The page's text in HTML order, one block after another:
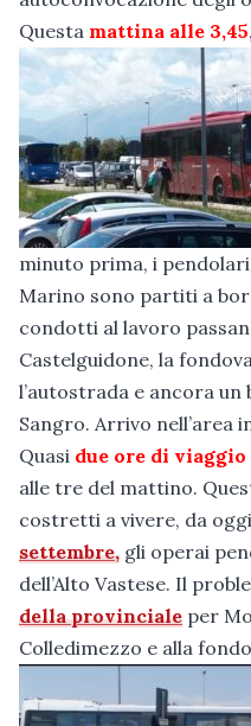
Questa mattina alle 3,45,
minuto prima, i
Marino sono partiti a
condotti al lavoro
Castelguidone, la
l’autostrada e ancora
Sangro. Arrivo nell’area
Quasi due ore di viaggio
alle tre del mattino.
costretti a vivere, da
settembre, gli operai
dell’Alto Vastese. Il
della provinciale per
Colledimezzo e alla